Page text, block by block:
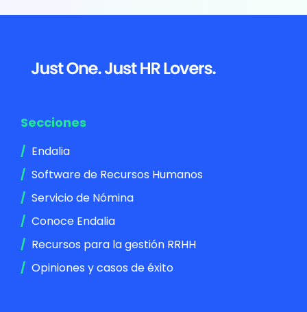
Footer
Secciones
Endalia
Software de Recursos Humanos
Servicio de Nómina
Conoce Endalia
Recursos para la gestión RRHH
Opiniones y casos de éxito